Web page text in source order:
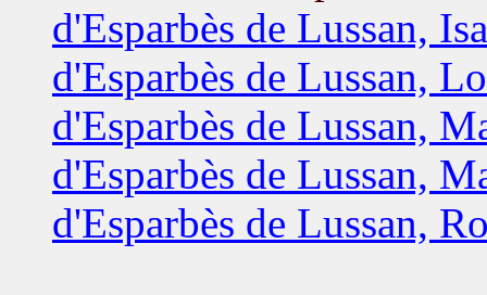
d'Esparbès de Lussan,
d'Esparbès de Lussan,
d'Esparbès de Lussan,
d'Esparbès de Lussan,
d'Esparbès de Lussan,